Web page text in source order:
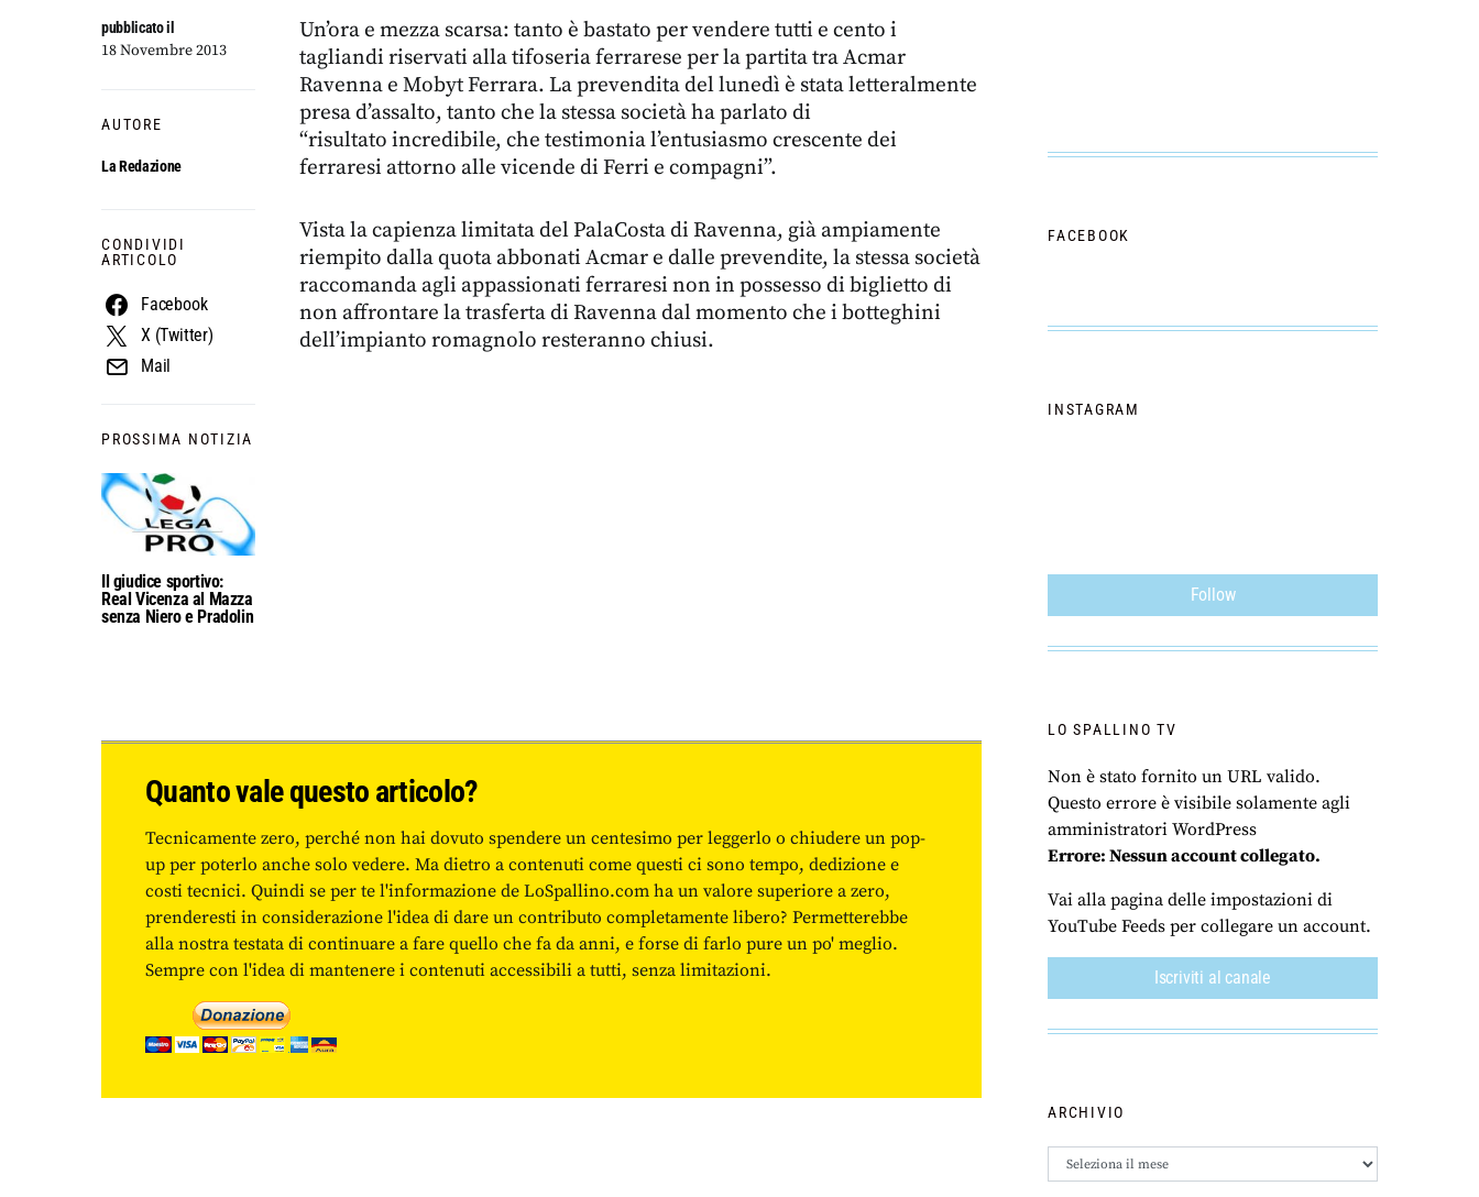
PROSSIMA NOTIZIA
Il giudice sportivo:
Real Vicenza al Mazza
senza Niero e Pradolin
pubblicato il
18 Novembre 2013
AUTORE
La Redazione
CONDIVIDI
ARTICOLO
Facebook
X (Twitter)
Mail
Un’ora e mezza scarsa: tanto è bastato per vendere tutti e cento i
tagliandi riservati alla tifoseria ferrarese per la partita tra Acmar
Ravenna e Mobyt Ferrara. La prevendita del lunedì è stata letteralmente
presa d’assalto, tanto che la stessa società ha parlato di
“risultato incredibile, che testimonia l’entusiasmo crescente dei
ferraresi attorno alle vicende di Ferri e compagni”.
Vista la capienza limitata del PalaCosta di Ravenna, già ampiamente
riempito dalla quota abbonati Acmar e dalle prevendite, la stessa società
raccomanda agli appassionati ferraresi non in possesso di biglietto di
non affrontare la trasferta di Ravenna dal momento che i botteghini
dell’impianto romagnolo resteranno chiusi.
Quanto vale questo articolo?
Tecnicamente zero, perché non hai dovuto spendere un centesimo per leggerlo o chiudere un pop-
up per poterlo anche solo vedere. Ma dietro a contenuti come questi ci sono tempo, dedizione e
costi tecnici. Quindi se per te l'informazione de LoSpallino.com ha un valore superiore a zero,
prenderesti in considerazione l'idea di dare un contributo completamente libero? Permetterebbe
alla nostra testata di continuare a fare quello che fa da anni, e forse di farlo pure un po' meglio.
Sempre con l'idea di mantenere i contenuti accessibili a tutti, senza limitazioni.
FACEBOOK
INSTAGRAM
Follow
LO SPALLINO TV
Non è stato fornito un URL valido.
Questo errore è visibile solamente agli
amministratori WordPress
Errore: Nessun account collegato.
Vai alla pagina delle impostazioni di
YouTube Feeds per collegare un account.
Iscriviti al canale
ARCHIVIO
Archivio